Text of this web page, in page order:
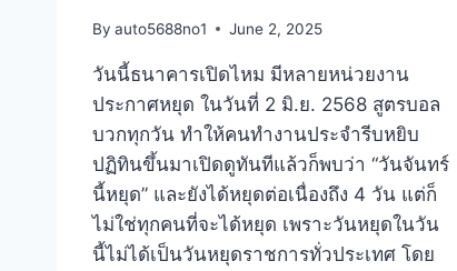
By auto5688no1 June 2, 2025
วันนี้ธนาคารเปิดไหม มีหลายหน่วยงาน
ประกาศหยุด ในวันที่ 2 มิ.ย. 2568 สูตรบอล
บวกทุกวัน ทำให้คนทำงานประจำรีบหยิบ
ปฏิทินขึ้นมาเปิดดูทันทีแล้วก็พบว่า “วันจันทร์
นี้หยุด” และยังได้หยุดต่อเนื่องถึง 4 วัน แต่ก็
ไม่ใช่ทุกคนที่จะได้หยุด เพราะวันหยุดในวัน
นี้ไม่ได้เป็นวันหยุดราชการทั่วประเทศ โดย